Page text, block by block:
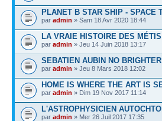
PLANET B STAR SHIP - SPACE
par admin » Sam 18 Avr 2020 18:44
LA VRAIE HISTOIRE DES MÉTIS
par admin » Jeu 14 Juin 2018 13:17
SEBATIEN AUBIN NO
par admin » Jeu 8 Mars 2018 12:02
HOME IS WHERE THE ART IS
par admin » Dim 19 Nov 2017 11:14
L'ASTROPHYSICIEN
par admin » Mer 26 Juil 2017 17:35